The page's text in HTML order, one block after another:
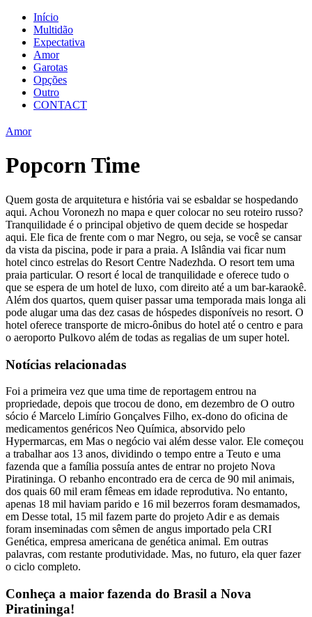
Início
Multidão
Expectativa
Amor
Garotas
Opções
Outro
CONTACT
Amor
Popcorn Time
Quem gosta de arquitetura e história vai se esbaldar se hospedando
aqui. Achou Voronezh no mapa e quer colocar no seu roteiro russo?
Tranquilidade é o principal objetivo de quem decide se hospedar
aqui. Ele fica de frente com o mar Negro, ou seja, se você se cansar
da vista da piscina, pode ir para a praia. A Islândia vai ficar num
hotel cinco estrelas do Resort Centre Nadezhda. O resort tem uma
praia particular. O resort é local de tranquilidade e oferece tudo o
que se espera de um hotel de luxo, com direito até a um bar-karaokê.
Além dos quartos, quem quiser passar uma temporada mais longa ali
pode alugar uma das dez casas de hóspedes disponíveis no resort. O
hotel oferece transporte de micro-ônibus do hotel até o centro e para
o aeroporto Pulkovo além de todas as regalias de um super hotel.
Notícias relacionadas
Foi a primeira vez que uma time de reportagem entrou na
propriedade, depois que trocou de dono, em dezembro de O outro
sócio é Marcelo Limírio Gonçalves Filho, ex-dono do oficina de
medicamentos genéricos Neo Química, absorvido pelo
Hypermarcas, em Mas o negócio vai além desse valor. Ele começou
a trabalhar aos 13 anos, dividindo o tempo entre a Teuto e uma
fazenda que a família possuía antes de entrar no projeto Nova
Piratininga. O rebanho encontrado era de cerca de 90 mil animais,
dos quais 60 mil eram fêmeas em idade reprodutiva. No entanto,
apenas 18 mil haviam parido e 16 mil bezerros foram desmamados,
em Desse total, 15 mil fazem parte do projeto Adir e as demais
foram inseminadas com sêmen de angus importado pela CRI
Genética, empresa americana de genética animal. Em outras
palavras, com restante produtividade. Mas, no futuro, ela quer fazer
o ciclo completo.
Conheça a maior fazenda do Brasil a Nova
Piratininga!